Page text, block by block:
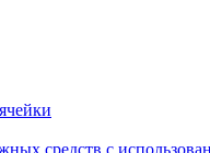
средств с